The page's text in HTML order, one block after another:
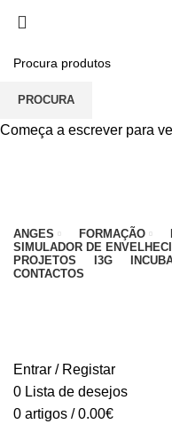
EDUCATIVO - 912 092
(CHAMADA PARA
ANGES FORMAÇÃO
SIMULADOR DE
PROJETOS
I3G
CONTACTOS
Entrar / Registar
0 Lista de desejos
0 artigos / 0.00€
PROCURA
Começa a escrever para